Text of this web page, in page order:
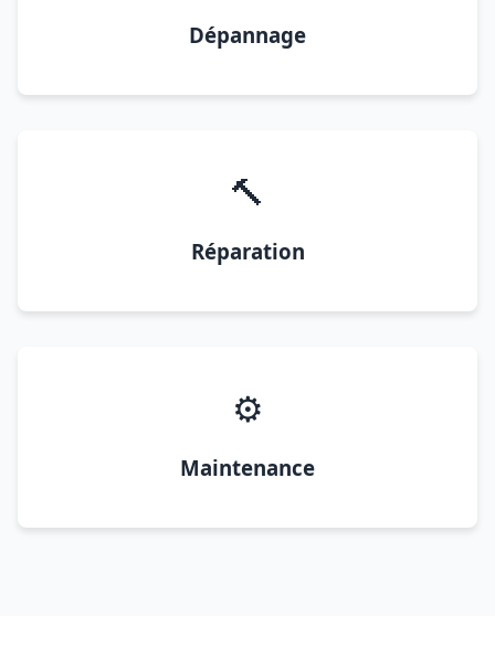
Dépannage
🔨
Réparation
⚙️
Maintenance